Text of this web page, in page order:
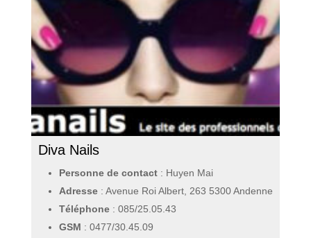
Diva Nails
Personne de contact: Huyen Mai
Adresse: Avenue Roi Albert, 263 5300 Andenne
Téléphone: 085/25.05.43
GSM : 0477/30.45.09